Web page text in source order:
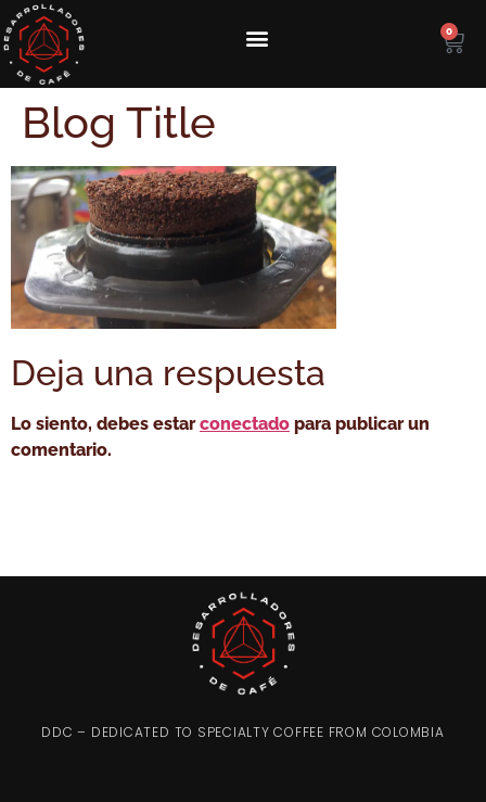
0
Blog Title
Deja una respuesta
Lo siento, debes estarconectado para publicar un
comentario.
DDC – DEDICATED TO SPECIALTY COFFEE FROM COLOMBIA